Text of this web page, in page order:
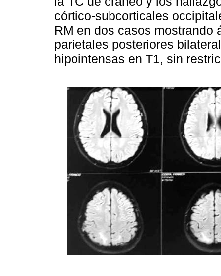
córtico-subcorticales
RM en dos casos mostrando
parietales posteriores
hipointensas en T1, sin